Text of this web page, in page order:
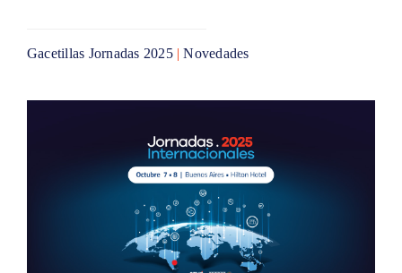
Gacetillas Jornadas 2025|Novedades